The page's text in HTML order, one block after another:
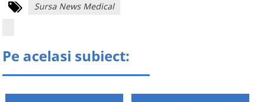
Sursa News Medical
Pe acelasi subiect: